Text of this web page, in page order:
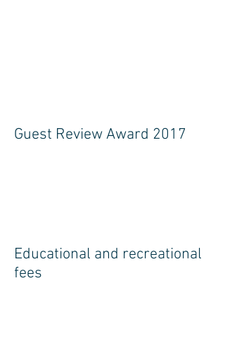
Guest Review Award 2017
Educational and recreational
fees